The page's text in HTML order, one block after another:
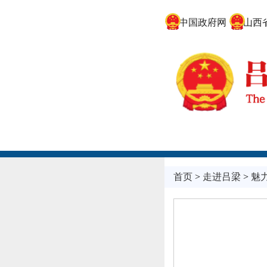
中国政府网 山西省
首页> 走进吕梁 > 魅